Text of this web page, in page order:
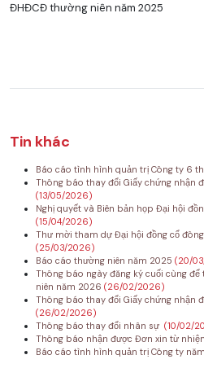
ĐHĐCĐ thường niên năm 2025
Tin khác
Báo cáo tình hình quản trị Công ty 6
Thông báo thay đổi Giấy chứng nhận
(13/05/2026)
Nghị quyết và Biên bản họp Đại hội
(15/04/2026)
Thư mời tham dự Đại hội đồng cổ
(25/03/2026)
Báo cáo thường niên năm 2025 (20/
Thông báo ngày đăng ký cuối cùng
niên năm 2026 (26/02/2026)
Thông báo thay đổi Giấy chứng nhận
(26/02/2026)
Thông báo thay đổi nhân sự (10/02/
Thông báo nhận được Đơn xin từ
Báo cáo tình hình quản trị Công ty